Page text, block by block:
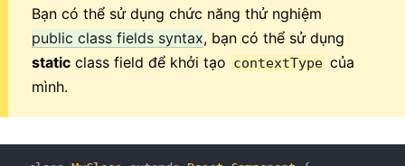
Bạn có thể sử dụng chức năng thử nghiệm
public class fields syntax, bạn có thể sử dụng
static class field để khởi tạo contextType của
mình.